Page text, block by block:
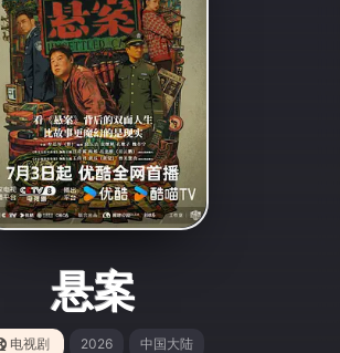
悬案
电视剧 2026 中国大陆